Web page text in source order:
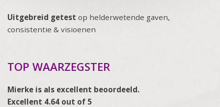
Uitgebreid getest op helderwetende gaven,
consistentie & visioenen
TOP WAARZEGSTER
Mierke is als excellent beoordeeld.
Excellent 4.64 out of 5